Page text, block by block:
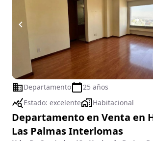
Departamento
25 años
Estado: excelente Habitacional
Departamento en Venta en
Las Palmas Interlomas